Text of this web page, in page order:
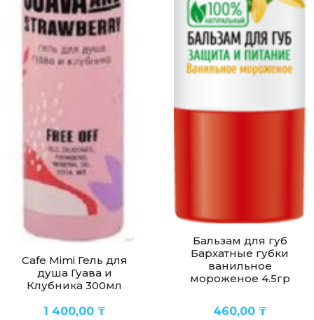
Cafe Mimi Гель для
душа Гуава и
Клубника 300мл
1 400,00 ₸
Бальзам для губ
Бархатные губки
ванильное
мороженое 4.5гр
460,00 ₸